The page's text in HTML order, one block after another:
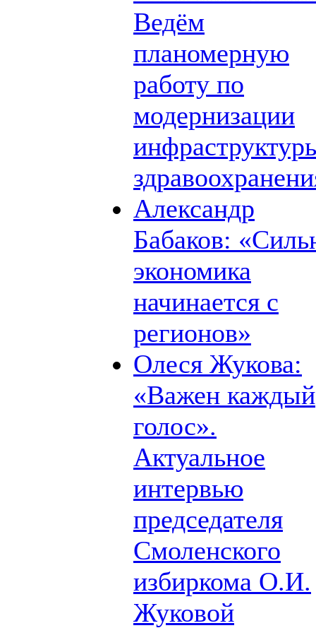
Ведём
планомерную
работу по
модернизации
Александр
Бабаков:
экономика
начинается с
регионов»
Олеся Жукова:
«Важен каждый
голос».
Актуальное
интервью
председателя
Смоленского
избиркома О.И.
Жуковой